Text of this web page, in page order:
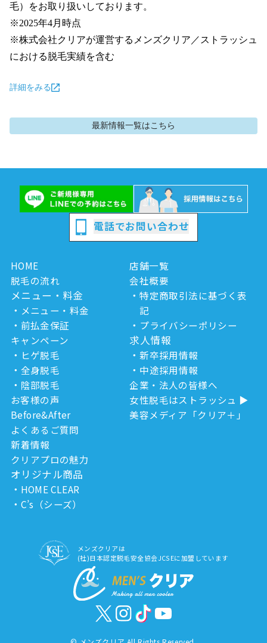
毛）をお取り扱いしております。
※2025年4月時点
※株式会社クリアが運営するメンズクリア／ストラッシュ
における脱毛実績を含む
詳細をみる
最新情報一覧はこちら
電話でお問い合わせ
HOME
脱毛の流れ
メニュー・料金
メニュー・料金
前払金保証
キャンペーン
ヒゲ脱毛
全身脱毛
陰部脱毛
お客様の声
Before&After
よくあるご質問
新着情報
クリアプロの魅力
オリジナル商品
HOME CLEAR
C’s（シーズ）
店舗一覧
会社概要
特定商取引法に基づく表
記
プライバシーポリシー
求人情報
新卒採用情報
中途採用情報
企業・法人の皆様へ
女性脱毛はストラッシュ
美容メディア「クリア＋」
メンズクリアは
(社)日本認定脱毛安全協会JCSEに加盟しています